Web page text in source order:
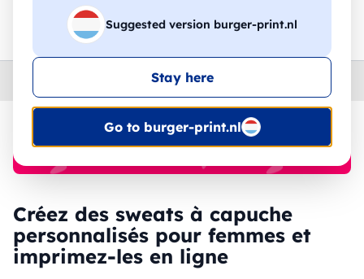
Suggested version burger-print.nl
Stay here
Go to burger-print.nl
🔎 Recherchez parmi les produits
femme
🔥 Impression DTF à -30 %
Créez des sweats à capuche
personnalisés pour femmes et
imprimez-les en ligne